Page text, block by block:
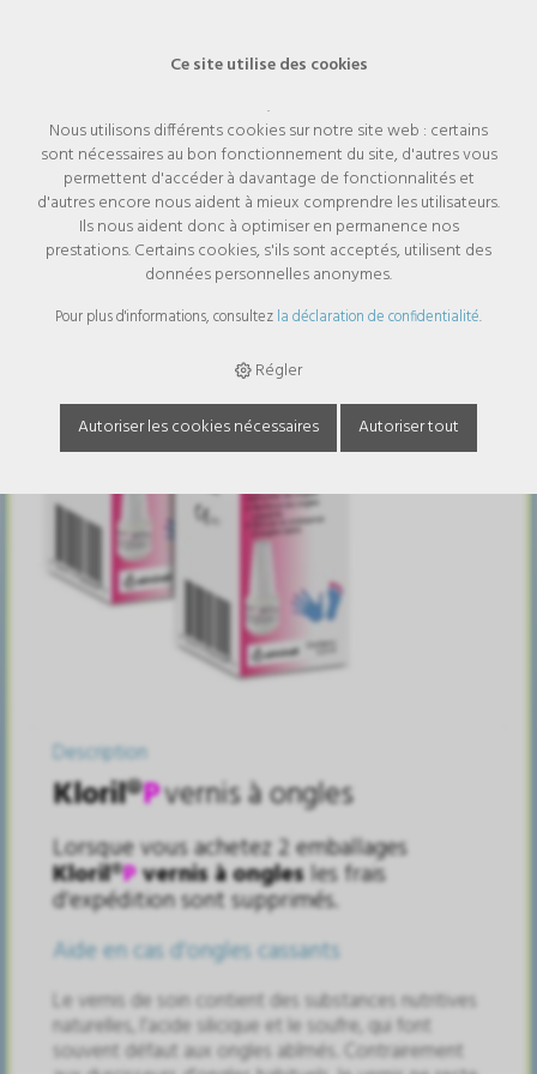
Kloril P vernis à ongles 3,3 ml
promotion- à partir de 2 pièces
sans frais de port !
Description
Kloril®Pvernisàongles
Lorsque vous achetez 2 emballages
Kloril®Pvernisàonglesles frais
d'expédition sont supprimés.
Aide en cas d'ongles cassants
Le vernis de soin contient des substances nutritives
naturelles, l'acide silicique et le soufre, qui font
souvent défaut aux ongles abîmés. Contrairement
Ce site utilise des cookies
.
Nous utilisons différents cookies sur notre site web : certains
sont nécessaires au bon fonctionnement du site, d'autres vous
permettent d'accéder à davantage de fonctionnalités et
d'autres encore nous aident à mieux comprendre les utilisateurs.
Ils nous aident donc à optimiser en permanence nos
prestations. Certains cookies, s'ils sont acceptés, utilisent des
données personnelles anonymes.
Pour plus d'informations, consultez la déclaration de confidentialité.
Régler
Autoriser les cookies nécessaires Autoriser tout